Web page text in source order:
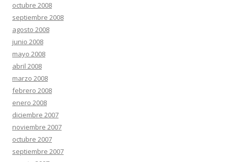
octubre 2008
septiembre 2008
agosto 2008
junio 2008
mayo 2008
abril 2008
marzo 2008
febrero 2008
enero 2008
diciembre 2007
noviembre 2007
octubre 2007
septiembre 2007